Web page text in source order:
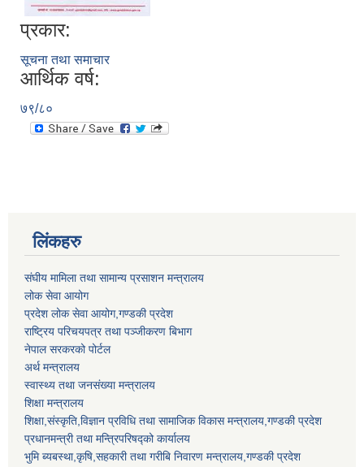
प्रकार:
सूचना तथा समाचार
आर्थिक वर्ष:
७९/८०
लिंकहरु
संघीय मामिला तथा सामान्य प्रसाशन मन्त्रालय
लोक सेवा आयोग
प्रदेश लोक सेवा आयोग,गण्डकी प्रदेश
राष्ट्रिय परिचयपत्र तथा पञ्जीकरण बिभाग
नेपाल सरकरको पोर्टल
अर्थ मन्त्रालय
स्वास्थ्य तथा जनसंख्या मन्त्रालय
शिक्षा मन्त्रालय
शिक्षा,संस्कृति,विज्ञान प्रविधि तथा सामाजिक विकास मन्त्रालय,गण्डकी प्रदेश
प्रधानमन्त्री तथा मन्त्रिपरिषद्को कार्यालय
भुमि ब्यबस्था,कृषि,सहकारी तथा गरीबि निवारण मन्त्रालय,गण्डकी प्रदेश